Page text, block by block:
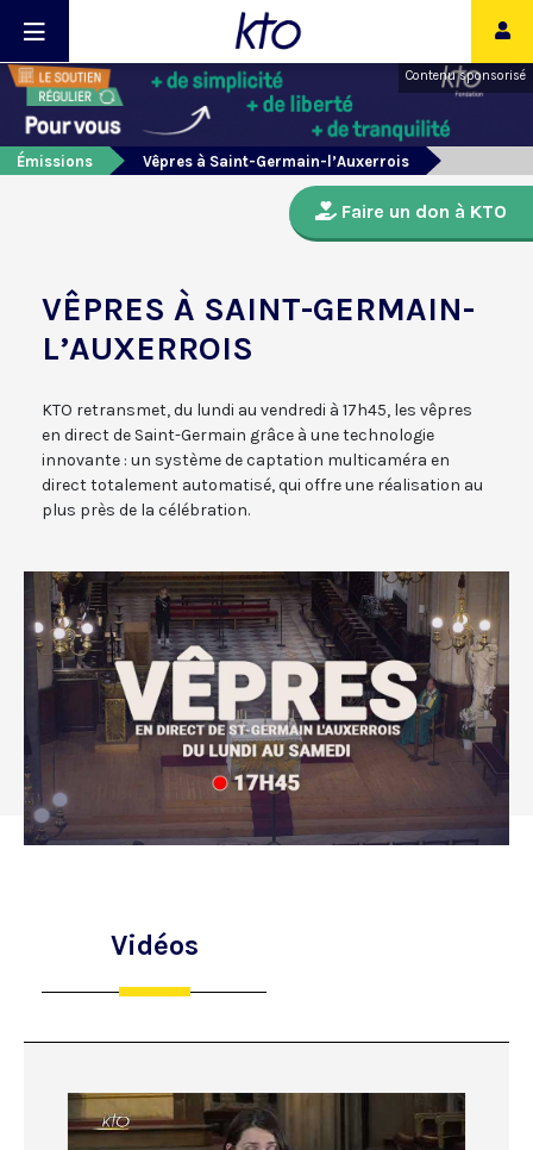
Contenu sponsorisé
Émissions Vêpres à Saint-Germain-l’Auxerrois
Faire un don à KTO
VÊPRES À SAINT-GERMAIN-
L’AUXERROIS
KTO retransmet, du lundi au vendredi à 17h45, les vêpres
en direct de Saint-Germain grâce à une technologie
innovante : un système de captation multicaméra en
direct totalement automatisé, qui offre une réalisation au
plus près de la célébration.
Vidéos